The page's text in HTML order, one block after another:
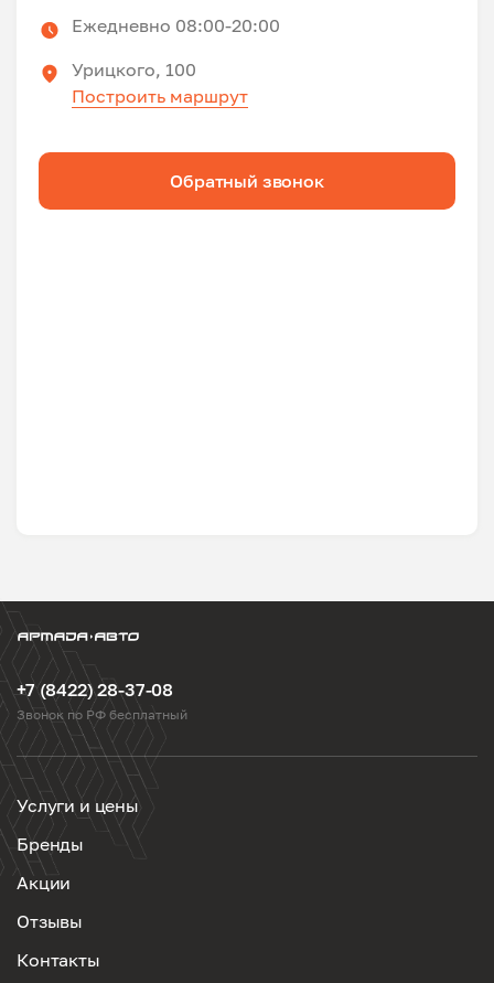
Ежедневно 08:00-20:00
Урицкого, 100
Построить маршрут
Обратный звонок
+7 (8422) 28-37-08
Звонок по РФ бесплатный
Услуги и цены
Бренды
Акции
Отзывы
Контакты